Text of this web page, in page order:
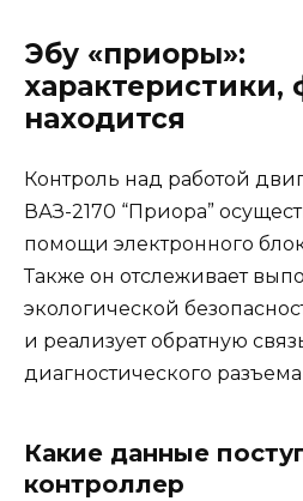
Эбу «приоры»:
характеристики,
находится
Контроль над работой
ВАЗ-2170 “Приора”
помощи электронного
Также он отслеживает
экологической
и реализует обратную
диагностического
Какие данные
контроллер